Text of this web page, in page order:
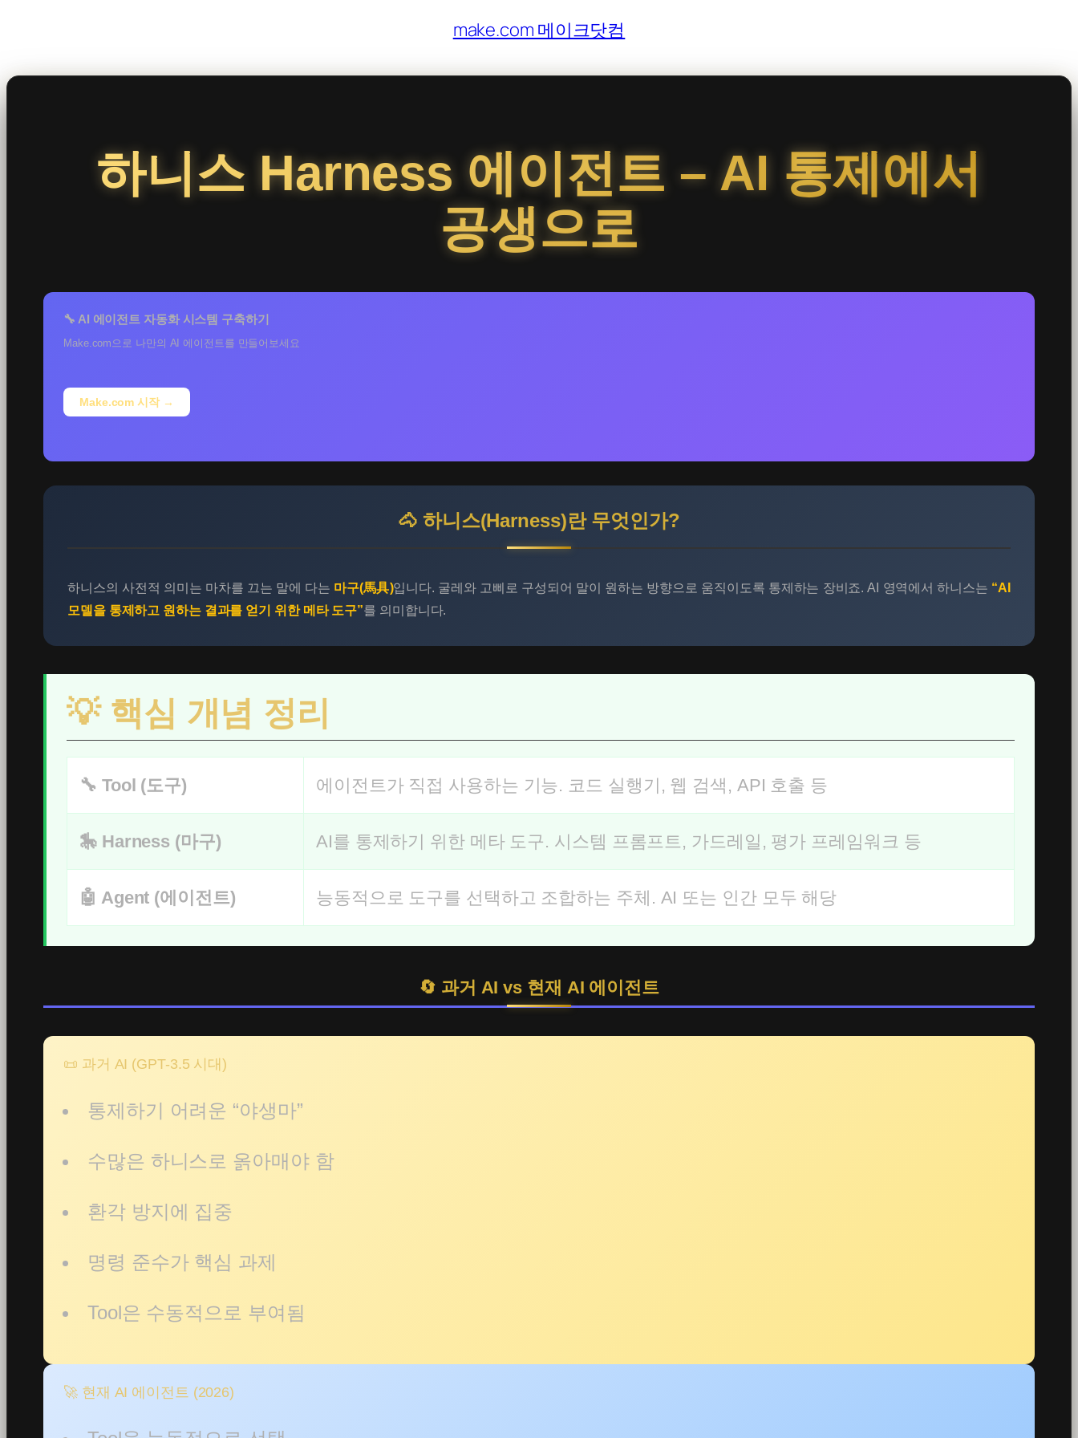
츠
make.com 메이크닷컴
하니스 Harness 에이전트 – AI 통제에서
공생으로
🔧 AI 에이전트 자동화 시스템 구축하기
Make.com으로 나만의 AI 에이전트를 만들어보세요
Make.com 시작 →
🐴 하니스(Harness)란 무엇인가?
하니스의 사전적 의미는 마차를 끄는 말에 다는 마구(馬具)입니다. 굴레와 고삐로 구성되어 말이 원하는 방향으로 움직이도록 통제하는 장비죠. AI 영역에서 하니스는 “AI
모델을 통제하고 원하는 결과를 얻기 위한 메타 도구”를 의미합니다.
💡 핵심 개념 정리
🔧 Tool (도구) 에이전트가 직접 사용하는 기능. 코드 실행기, 웹 검색, API 호출 등
🎠 Harness (마구) AI를 통제하기 위한 메타 도구. 시스템 프롬프트, 가드레일, 평가 프레임워크 등
🤖 Agent (에이전트) 능동적으로 도구를 선택하고 조합하는 주체. AI 또는 인간 모두 해당
🔄 과거 AI vs 현재 AI 에이전트
📜 과거 AI (GPT-3.5 시대)
통제하기 어려운 “야생마”
수많은 하니스로 옭아매야 함
환각 방지에 집중
명령 준수가 핵심 과제
Tool은 수동적으로 부여됨
🚀 현재 AI 에이전트 (2026)